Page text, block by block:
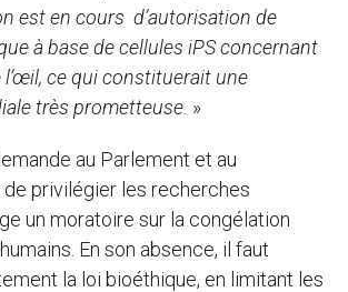
est en cours d’autorisation de
à base de cellules iPS concernant
l’œil, ce qui constituerait une
très prometteuse. »
au Parlement et au
privilégier les recherches
un moratoire sur la congélation
En son absence, il faut
la loi bioéthique, en limitant les